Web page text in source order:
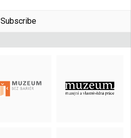
Subscribe